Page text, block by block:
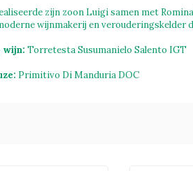
zijn zoon Luigi samen met
wijnmakerij en verouderingskelder
wijn: Torretesta Susumanielo Salento IGT
Primitivo Di Manduria DOC